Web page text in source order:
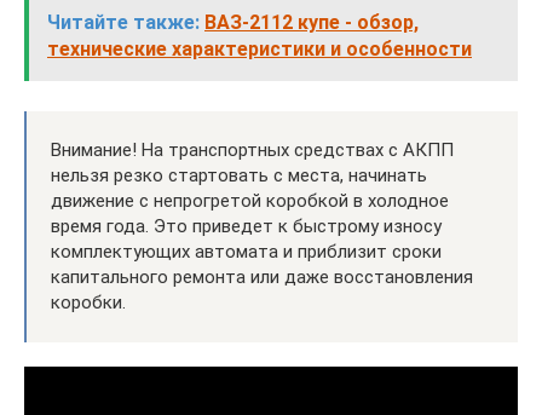
Читайте также: ВАЗ-2112 купе - обзор,
технические характеристики и особенности
Внимание! На транспортных средствах с АКПП
нельзя резко стартовать с места, начинать
движение с непрогретой коробкой в холодное
время года. Это приведет к быстрому износу
комплектующих автомата и приблизит сроки
капитального ремонта или даже восстановления
коробки.